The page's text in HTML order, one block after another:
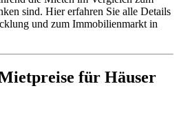
sind. Hier erfahren Sie alle Details
und zum Immobilienmarkt in
für Häuser